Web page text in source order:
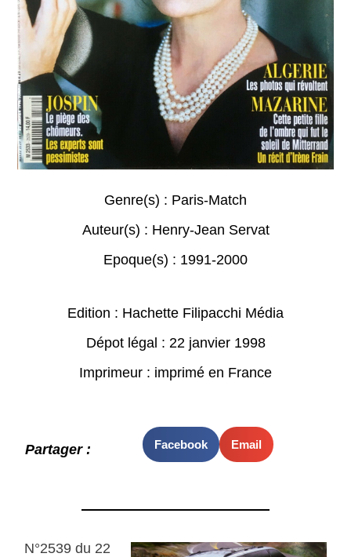
Genre(s) : Paris-Match
Auteur(s) : Henry-Jean Servat
Epoque(s) : 1991-2000
Edition : Hachette Filipacchi Média
Dépot légal : 22 janvier 1998
Imprimeur : imprimé en France
Partager : Facebook Email
N°2539 du 22